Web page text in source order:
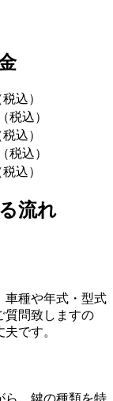
込）
税込）
込）
税込）
込）
流れ
種や年式・型式
問致しますの
です。